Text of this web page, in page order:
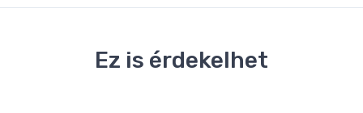
Ez is érdekelhet